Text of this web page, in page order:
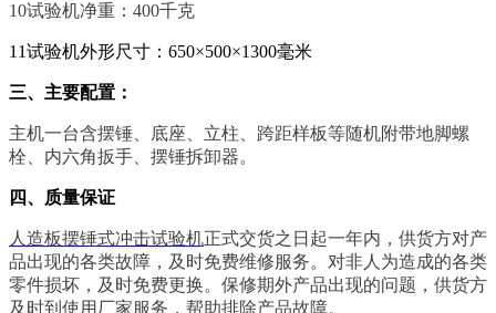
10试验机净重：400千克
11试验机外形尺寸：650×500×1300毫米
三、主要配置：
主机一台含摆锤、底座、立柱、跨距样板等随机附带地脚螺
栓、内六角扳手、摆锤拆卸器。
四、质量保证
人造板摆锤式冲击试验机正式交货之日起一年内，供货方对产
品出现的各类故障，及时免费维修服务。对非人为造成的各类
零件损坏，及时免费更换。保修期外产品出现的问题，供货方
及时到使用厂家服务，帮助排除产品故障。